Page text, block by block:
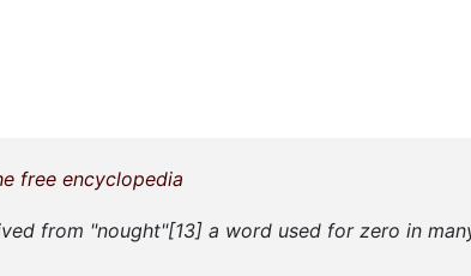
free encyclopedia
from "nought"[13] a word used for zero in